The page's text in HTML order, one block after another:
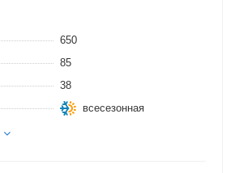
650
85
38
всесезонная